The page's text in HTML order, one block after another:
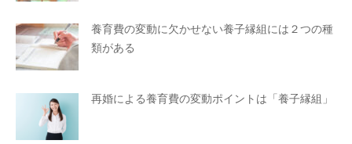
養育費の変動に欠かせない養子縁組には２つの種
類がある
再婚による養育費の変動ポイントは「養子縁組」